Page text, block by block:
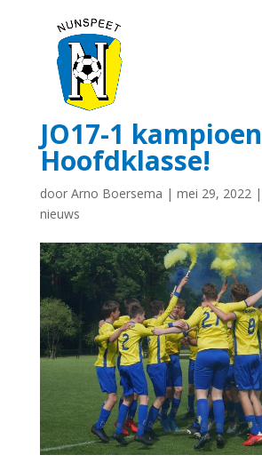
JO17-1
Hoofdklasse!
door Arno Boersema | mei 29, 2022|
nieuws